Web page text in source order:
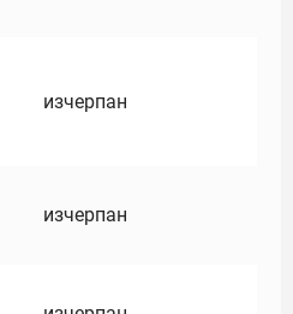
изчерпан
изчерпан